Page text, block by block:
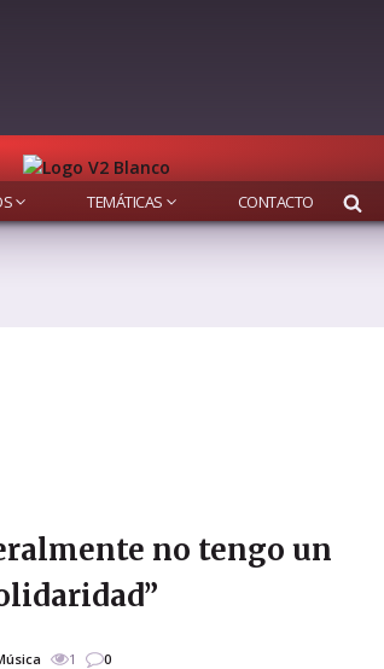
TEMÁTICAS CONTACTO
no tengo un
1 0